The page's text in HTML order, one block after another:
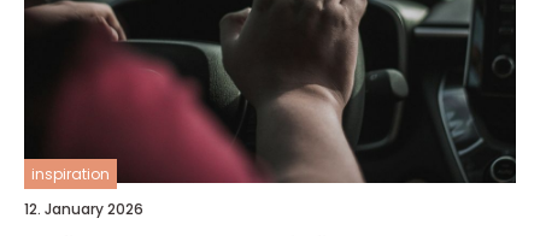
inspiration
12. January 2026